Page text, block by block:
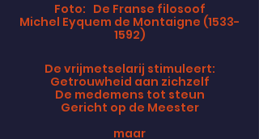
Foto: De Franse filosoof
Michel Eyquem de Montaigne (1533-
1592)
De vrijmetselarij stimuleert:
Getrouwheid aan zichzelf
De medemens tot steun
Gericht op de Meester
maar